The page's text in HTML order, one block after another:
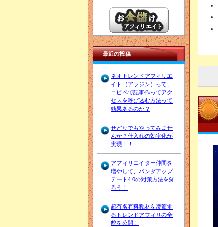
最近の投稿
ネオトレンドアフィリエ
イト（アラジン）って、
コピペで記事作ってアク
セスを呼び込む方法って
効果あるのか？
せどりでもやってみませ
んか？仕入れの効率化が
実現！！
アフィリエイター仲間を
増やして、パンダアップ
デート4.0の対策方法を知
ろう！
超有名有料教材を凌駕す
るトレンドアフィリの全
貌を公開！